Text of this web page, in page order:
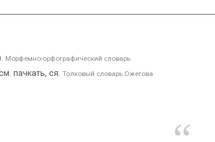
Морфемно-орфографический словарь
пачкать, ся. Толковый словарь Ожегова